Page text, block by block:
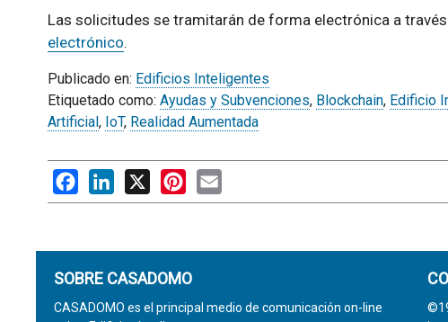
Las solicitudes se tramitarán de forma electrónica a
electrónico.
Publicado en: Edificios Inteligentes
Etiquetado como: Ayudas y Subvenciones, Blockchain, Edificio
Artificial , IoT, Realidad Aumentada
FacebookLinkedIn Pinterest
SOBRE CASADOMO
CASADOMO es el principal medio de comunicación on-line